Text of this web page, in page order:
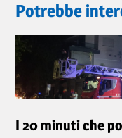
Potrebbe
I 20 minuti che